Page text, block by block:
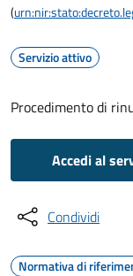
(
Servizio attivo
Procedimento di
Accedi al
Condividi
Normativa di